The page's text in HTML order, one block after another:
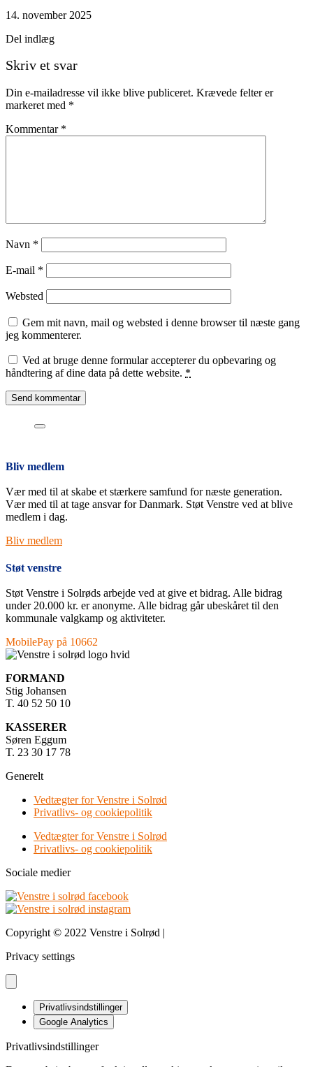
14. november 2025
Del indlæg
Skriv et svar
Din e-mailadresse vil ikke blive publiceret. Krævede felter er
markeret med *
Kommentar *
Navn *
E-mail *
Websted
Gem mit navn, mail og websted i denne browser til næste gang
jeg kommenterer.
Ved at bruge denne formular accepterer du opbevaring og
håndtering af dine data på dette website. *
Bliv medlem
Vær med til at skabe et stærkere samfund for næste generation.
Vær med til at tage ansvar for Danmark. Støt Venstre ved at blive
medlem i dag.
Bliv medlem
Støt venstre
Støt Venstre i Solrøds arbejde ved at give et bidrag. Alle bidrag
under 20.000 kr. er anonyme. Alle bidrag går ubeskåret til den
kommunale valgkamp og aktiviteter.
MobilePay på 10662
FORMAND
Stig Johansen
T. 40 52 50 10
KASSERER
Søren Eggum
T. 23 30 17 78
Generelt
Vedtægter for Venstre i Solrød
Privatlivs- og cookiepolitik
Vedtægter for Venstre i Solrød
Privatlivs- og cookiepolitik
Sociale medier
Copyright © 2022 Venstre i Solrød |
Privacy settings
Privatlivsindstillinger
Google Analytics
Privatlivsindstillinger